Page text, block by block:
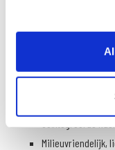
Vochtafvoerende
PLASMA-technologie
Milieuvriendelijk,